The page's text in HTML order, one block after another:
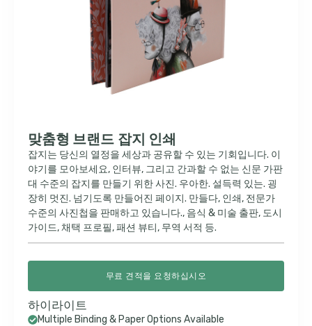
맞춤형 브랜드 잡지 인쇄
잡지는 당신의 열정을 세상과 공유할 수 있는 기회입니다. 이
야기를 모아보세요, 인터뷰, 그리고 간과할 수 없는 신문 가판
대 수준의 잡지를 만들기 위한 사진. 우아한. 설득력 있는. 굉
장히 멋진. 넘기도록 만들어진 페이지. 만들다, 인쇄, 전문가
수준의 사진첩을 판매하고 있습니다., 음식 & 미술 출판, 도시
가이드, 채택 프로필, 패션 뷰티, 무역 서적 등.
무료 견적을 요청하십시오
하이라이트
Multiple Binding & Paper Options Available